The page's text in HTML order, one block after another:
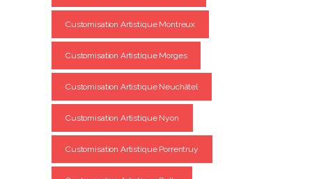
Customisation Artistique Montreux
Customisation Artistique Morges
Customisation Artistique Neuchâtel
Customisation Artistique Nyon
Customisation Artistique Porrentruy